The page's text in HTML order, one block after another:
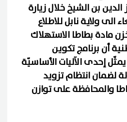
الدين بن الشيخ خلال زيارة
الى ولاية نابل للاطلاع
مادة بطاطا الاستهلاك
أن برنامج تكوين
إحدى الآليات الأساسيّة
لضمان انتظام تزويد
والمحافظة على توازن